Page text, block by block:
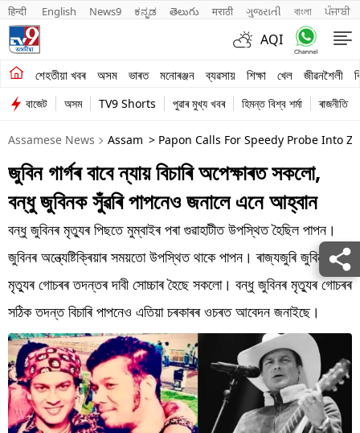
हिन्दी English News9 ಕನ್ನಡ తెలుగు मराठी ગુજરાતી বাংলা ਪੰਜਾਬੀ
AQI
শেহতীয়া খবৰ অসম ভাৰত মনোৰঞ্জন ব্যৱসায় শিক্ষা খেল জীৱনশৈলী
শেহতীয়া খবৰ
অসম
ভাৰত
মনোৰঞ্জন
ব্যৱসায়
শিক্ষা
খেল
জীৱনশৈলী
বিশ্ব
প্ৰযুক্তি
বাজেট অসম TV9 Shorts পুৱাৰ মুখ্য খবৰ হিমন্ত বিশ্ব শৰ্মা ৰাজনীতি
Assamese News Assam > Papon Calls For Speedy Probe Into
জুবিন গাৰ্গৰ বাবে ন্যায় বিচাৰি অপেক্ষাৰত সকলো,
বন্ধু জুবিনক সুঁৱৰি পাপনেও জনালে এনে আহ্বান
বন্ধু জুবিনৰ মৃত্যুৰ পিছতে মুম্বাইৰ পৰা গুৱাহাটীত উপস্থিত হৈছিল পাপন।
জুবিনৰ অন্ত্যেষ্টিক্ৰিয়াৰ সময়তো উপস্থিত থাকে পাপন। ৰাজ্যজুৰি জুবিন গাৰ্গৰ
মৃত্যুৰ গোচৰৰ তদন্তৰ দাবী সোচ্চাৰ হৈছে সকলো। বন্ধু জুবিনৰ মৃত্যুৰ গোচৰৰ
সঠিক তদন্ত বিচাৰি পাপনেও এতিয়া চৰকাৰৰ ওচৰত আবেদন জনাইছে।